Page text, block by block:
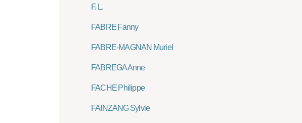
F. L.
FABRE Fanny
FABRE-MAGNAN Muriel
FABREGA Anne
FACHE Philippe
FAINZANG Sylvie